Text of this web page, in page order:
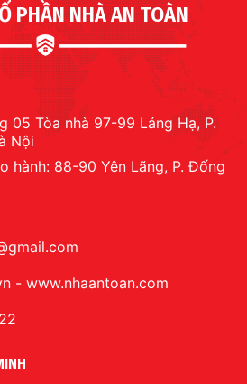
PHẦN NHÀ AN TOÀN
05 Tòa nhà 97-99 Láng Hạ, P.
Nội
hành: 88-90 Yên Lãng, P. Đống
- www.nhaantoan.com